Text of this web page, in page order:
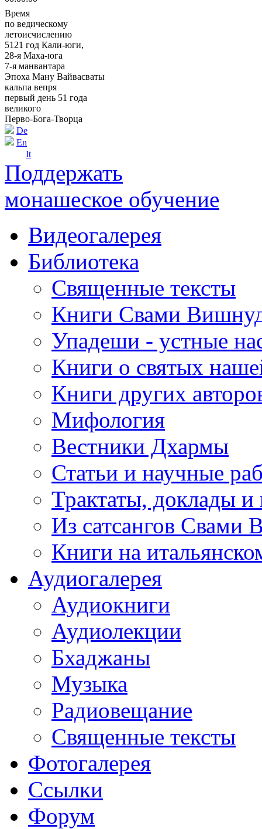
Время
по ведическому
летоисчислению
5121 год Кали-юги,
28-я Маха-юга
7-я манвантара
Эпоха Ману Вайвасваты
кальпа вепря
первый день 51 года
великого
Перво-Бога-Творца
De
En
It
Поддержать
монашеское обучение
Видеогалерея
Библиотека
Священные тексты
Книги Свами
Упадеши - устные
Книги о святых
Книги других
Мифология
Вестники Дхармы
Статьи и научные
Трактаты, доклады
Из сатсангов Свами
Книги на
Аудиогалерея
Аудиокниги
Аудиолекции
Бхаджаны
Музыка
Радиовещание
Священные тексты
Фотогалерея
Ссылки
Форум